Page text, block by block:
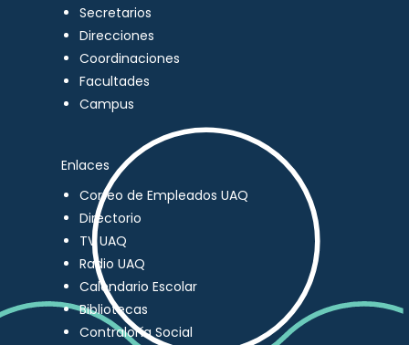
Secretarios
Direcciones
Coordinaciones
Facultades
Campus
Enlaces
Correo de Empleados UAQ
Directorio
TV UAQ
Radio UAQ
Calendario Escolar
Bibliotecas
Contraloría Social